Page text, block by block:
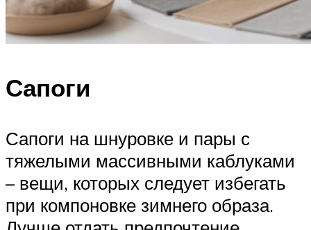
Сапоги
Сапоги на шнуровке и пары с
тяжелыми массивными каблуками
– вещи, которых следует избегать
при компоновке зимнего образа.